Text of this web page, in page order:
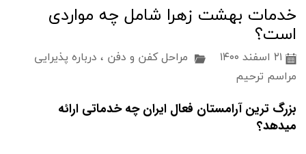
خدمات بهشت زهرا شامل چه مواردی
است؟
۲۱ اسفند ۱۴۰۰ مراحل کفن و دفن ، درباره پذیرایی
مراسم ترحیم
بزرگ ترین آرامستان فعال ایران چه خدماتی ارائه
میدهد؟